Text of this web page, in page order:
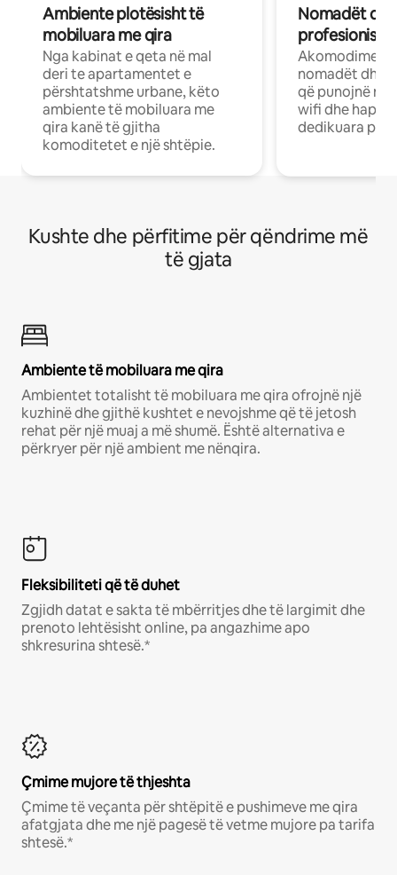
Ambiente plotësisht të
mobiluara me qira
Nga kabinat e qeta në mal
deri te apartamentet e
përshtatshme urbane, këto
ambiente të mobiluara me
qira kanë të gjitha
komoditetet e një shtëpie.
Nomadët
Akomodime
nomadët dhe
që punojnë në
wifi dhe
dedikuara
Kushte dhe përfitime për qëndrime më
të gjata
Ambiente të mobiluara me qira
Ambientet totalisht të mobiluara me qira ofrojnë një
kuzhinë dhe gjithë kushtet e nevojshme që të jetosh
rehat për një muaj a më shumë. Është alternativa e
përkryer për një ambient me nënqira.
Fleksibiliteti që të duhet
Zgjidh datat e sakta të mbërritjes dhe të largimit dhe
prenoto lehtësisht online, pa angazhime apo
shkresurina shtesë.*
Çmime mujore të thjeshta
Çmime të veçanta për shtëpitë e pushimeve me qira
afatgjata dhe me një pagesë të vetme mujore pa tarifa
shtesë.*